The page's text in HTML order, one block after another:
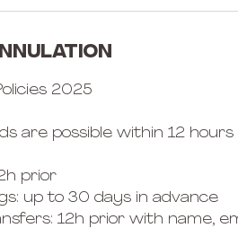
2025
are possible within 12
prior
up to 30 days in advance
12h prior with name,